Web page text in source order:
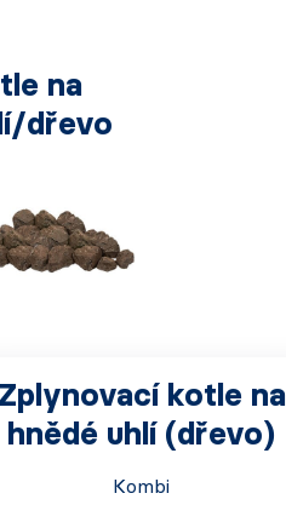
na
dřevo
Zplynovací kotle na
hnědé uhlí (dřevo)
Kombi